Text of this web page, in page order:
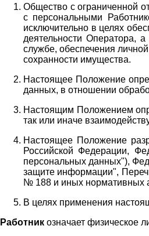
Общество с ограниченной
с персональными
исключительно в целях
деятельности Оператора,а
службе, обеспечения
сохранности имущества.
Настоящее Положение
данных, в отношении
Настоящим Положением
так или иначе
Настоящее Положение
Российской Федерации,
персональных данных"),
защите информации",
№ 188 и иных нормативных
В целях применения
Работник означает физическое